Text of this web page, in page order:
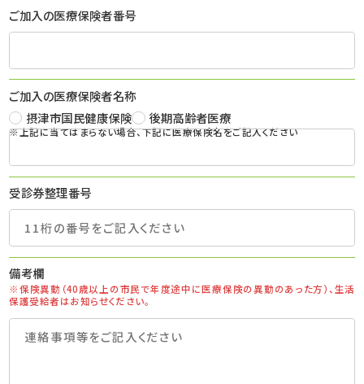
ご加入の医療保険者番号
ご加入の医療保険者名称
摂津市国民健康保険
後期高齢者医療
※上記に当てはまらない場合、下記に医療保険名をご記入ください
受診券整理番号
備考欄
※保険異動（40歳以上の市民で年度途中に医療保険の異動のあった方）、生活
保護受給者はお知らせください。